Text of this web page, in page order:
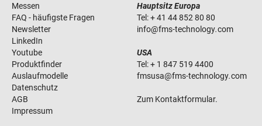
Messen
FAQ - häufigste Fragen
Newsletter
LinkedIn
Youtube
Produktfinder
Auslaufmodelle
Datenschutz
AGB
Impressum
Hauptsitz Europa
Tel:+ 41 44 852 80 80
info@fms-technology.com
USA
Tel:+ 1 847 519 4400
fmsusa@fms-technology.com
Zum Kontaktformular.